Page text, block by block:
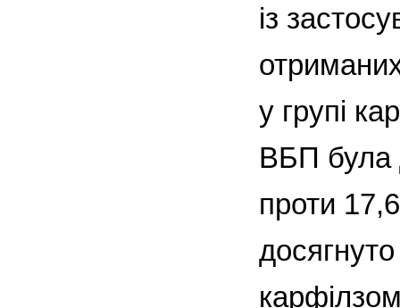
із
у групі
ВБП була
проти